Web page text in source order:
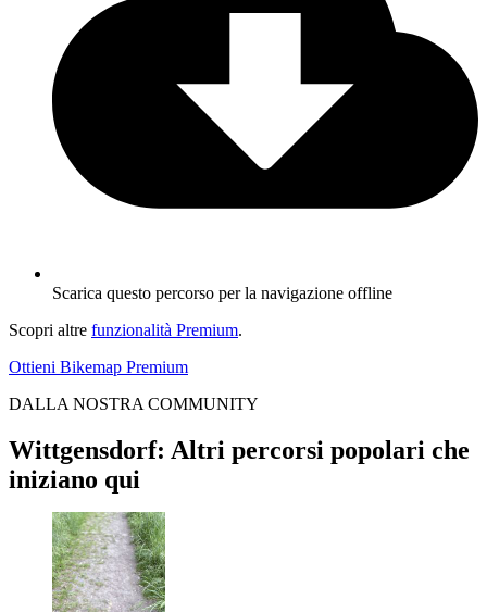
Scarica questo percorso per la navigazione offline
Scopri altre funzionalità Premium.
Ottieni Bikemap Premium
DALLA NOSTRA COMMUNITY
Wittgensdorf: Altri percorsi popolari che
iniziano qui